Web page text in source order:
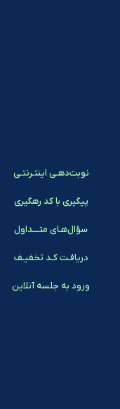
نوبت‌دهـی اینتـرنتـی
پیگیری با کد رهگیری
سؤال‌هـای متـــداول
دریافـت کـد تخفیـف
ورود به جلسه آنلاین